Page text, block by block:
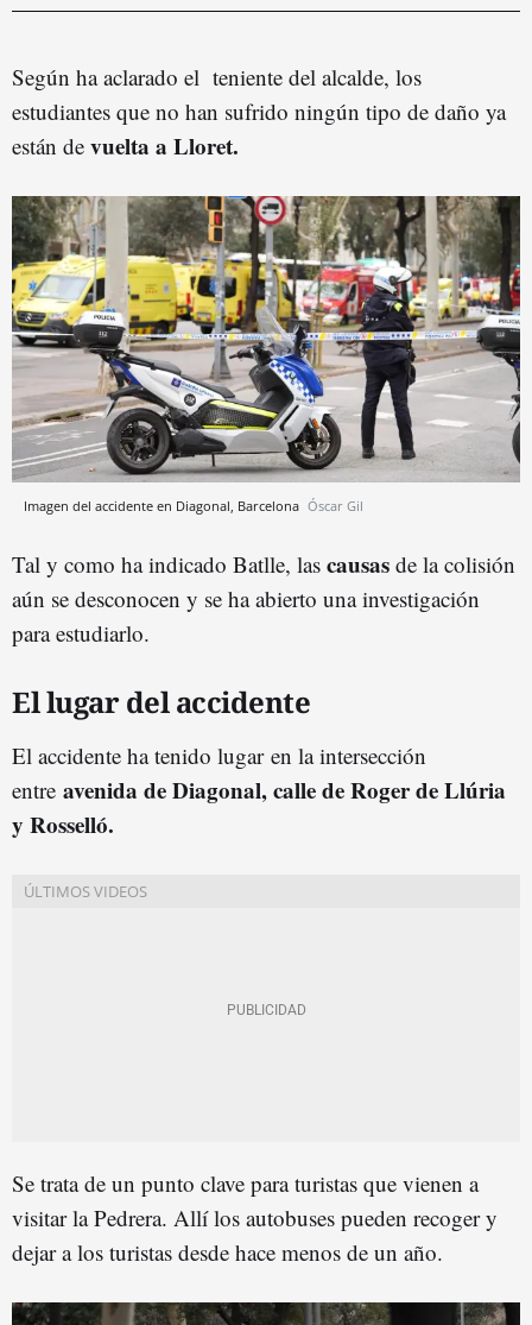
Según ha aclarado el teniente del alcalde, los
estudiantes que no han sufrido ningún tipo de daño ya
están de vuelta a Lloret.
Imagen del accidente en Diagonal, Barcelona Óscar Gil
Tal y como ha indicado Batlle, las causas de la colisión
aún se desconocen y se ha abierto una investigación
para estudiarlo.
El lugar del accidente
El accidente ha tenido lugar en la intersección
entre avenida de Diagonal, calle de Roger de Llúria
y Rosselló.
Se trata de un punto clave para turistas que vienen a
visitar la Pedrera. Allí los autobuses pueden recoger y
dejar a los turistas desde hace menos de un año.